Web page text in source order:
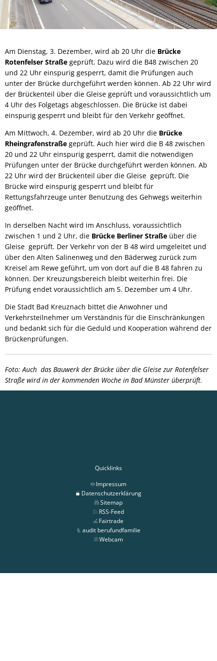
Am Dienstag, 3. Dezember, wird ab 20 Uhr die Brücke
Rotenfelser Straße geprüft. Dazu wird die B48 zwischen 20
und 22 Uhr einspurig gesperrt, damit die Prüfungen auch
unter der Brücke durchgeführt werden können. Ab 22 Uhr wird
der Brückenteil über die Gleise geprüft und voraussichtlich um
4 Uhr des Folgetags abgeschlossen. Die Brücke ist dabei
einspurig gesperrt und bleibt für den Verkehr geöffnet.
Am Mittwoch, 4. Dezember, wird ab 20 Uhr die Brücke
Rheingrafenstraße geprüft. Auch hier wird die B 48 zwischen
20 und 22 Uhr einspurig gesperrt, damit die notwendigen
Prüfungen unter der Brücke durchgeführt werden können. Ab
22 Uhr wird der Brückenteil über die Gleise geprüft. Die
Brücke wird einspurig gesperrt und bleibt für
Rettungsfahrzeuge unter Benutzung des Gehwegs weiterhin
geöffnet.
In derselben Nacht wird im Anschluss, voraussichtlich
zwischen 1 und 2 Uhr, die Brücke Berliner Straße über die
Gleise geprüft. Der Verkehr von der B 48 wird umgeleitet und
über den Alten Salinenweg und den Bäderweg zurück zum
Kreisel am Rewe geführt, um von dort auf die B 48 fahren zu
können. Der Kreuzungsbereich bleibt weiterhin frei. Die
Prüfung endet voraussichtlich am 5. Dezember um 4 Uhr.
Die Stadt Bad Kreuznach bittet die Anwohner und
Verkehrsteilnehmer um Verständnis für die Einschränkungen
und bedankt sich für die Geduld und Kooperation während der
Brückenprüfungen.
Foto: Auch das Bauwerk der Brücke über die Gleise zur Rotenfelser
Straße wird in der kommenden Woche in Bad Münster überprüft.
Quicklinks
Impressum
Datenschutzerklärung
Sitemap
RSS-Feed
Fairtrade
audit berufundfamilie
Webcam